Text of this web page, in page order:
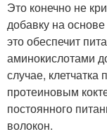
Это конечно не
добавку на основе
это обеспечит
аминокислотами
случае,
протеиновым
постоянного
волокон.